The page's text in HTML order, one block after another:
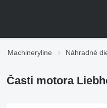
Machineryline Náhradné
Časti motora